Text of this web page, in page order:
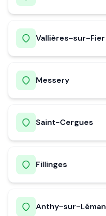
Vallières-sur-Fier
Messery
Saint-Cergues
Fillinges
Anthy-sur-Léman